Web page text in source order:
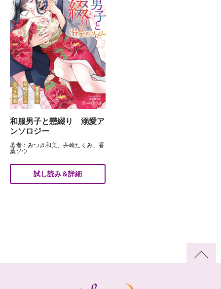
和服男子と戀綴り 溺愛ア
ンソロジー
著者：みつき和美、井崎たくみ、香
葉ソウ
試し読み＆詳細